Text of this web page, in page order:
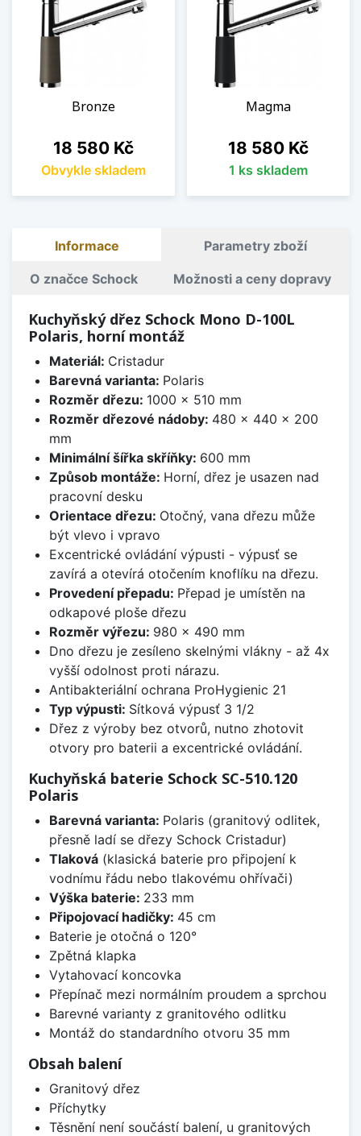
Bronze
Cena
18 580 Kč
Obvykle skladem
Magma
Cena
18 580 Kč
1 ks skladem
Informace Parametry zboží
O značce Schock Možnosti a ceny dopravy
Kuchyňský dřez Schock Mono D-100L
Polaris, horní montáž
Materiál: Cristadur
Barevná varianta: Polaris
Rozměr dřezu: 1000 x 510 mm
Rozměr dřezové nádoby: 480 x 440 x 200
mm
Minimální šířka skříňky: 600 mm
Způsob montáže: Horní, dřez je usazen nad
pracovní desku
Orientace dřezu: Otočný, vana dřezu může
být vlevo i vpravo
Excentrické ovládání výpusti - výpusť se
zavírá a otevírá otočením knoflíku na dřezu.
Provedení přepadu: Přepad je umístěn na
odkapové ploše dřezu
Rozměr výřezu: 980 x 490 mm
Dno dřezu je zesíleno skelnými vlákny - až 4x
vyšší odolnost proti nárazu.
Antibakteriální ochrana ProHygienic 21
Typ výpusti: Sítková výpusť 3 1/2
Dřez z výroby bez otvorů, nutno zhotovit
otvory pro baterii a excentrické ovládání.
Kuchyňská baterie Schock SC-510.120
Polaris
Barevná varianta: Polaris (granitový odlitek,
přesně ladí se dřezy Schock Cristadur)
Tlaková(klasická baterie pro připojení k
vodnímu řádu nebo tlakovému ohřívači)
Výška baterie: 233 mm
Připojovací hadičky: 45 cm
Baterie je otočná o 120°
Zpětná klapka
Vytahovací koncovka
Přepínač mezi normálním proudem a sprchou
Barevné varianty z granitového odlitku
Montáž do standardního otvoru 35 mm
Obsah balení
Granitový dřez
Příchytky
Těsnění není součástí balení, u granitových